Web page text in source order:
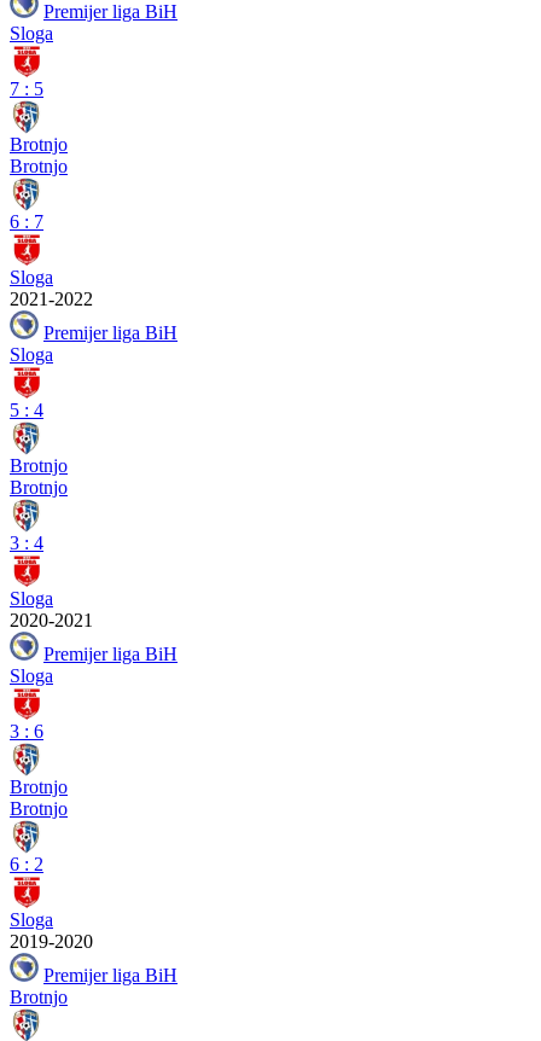
Premijer liga BiH
Sloga
7 : 5
Brotnjo
Brotnjo
6 : 7
Sloga
2021-2022
Premijer liga BiH
Sloga
5 : 4
Brotnjo
Brotnjo
3 : 4
Sloga
2020-2021
Premijer liga BiH
Sloga
3 : 6
Brotnjo
Brotnjo
6 : 2
Sloga
2019-2020
Premijer liga BiH
Brotnjo